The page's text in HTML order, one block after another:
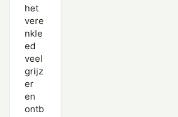
het
vere
nkle
ed
veel
grijz
er
en
ontb